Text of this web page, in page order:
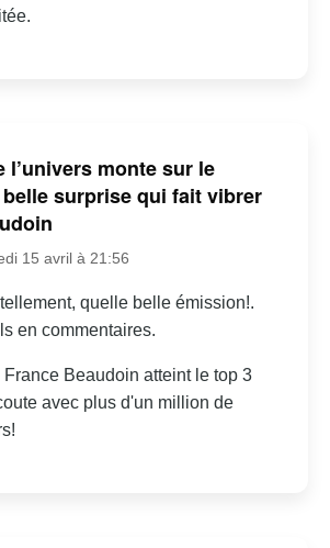
l’univers monte sur le
surprise qui fait vibrer
15 avril à 21:56
tellement, quelle belle émission!.
en commentaires.
France Beaudoin atteint le top 3
avec plus d'un million de